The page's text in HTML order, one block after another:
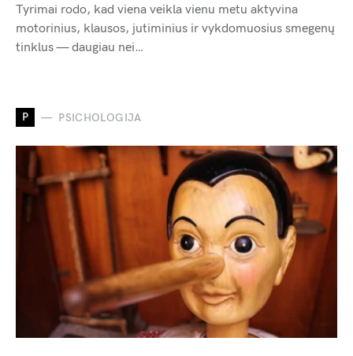
Tyrimai rodo, kad viena veikla vienu metu aktyvina
motorinius, klausos, jutiminius ir vykdomuosius smegenų
tinklus — daugiau nei…
P PSICHOLOGIJA